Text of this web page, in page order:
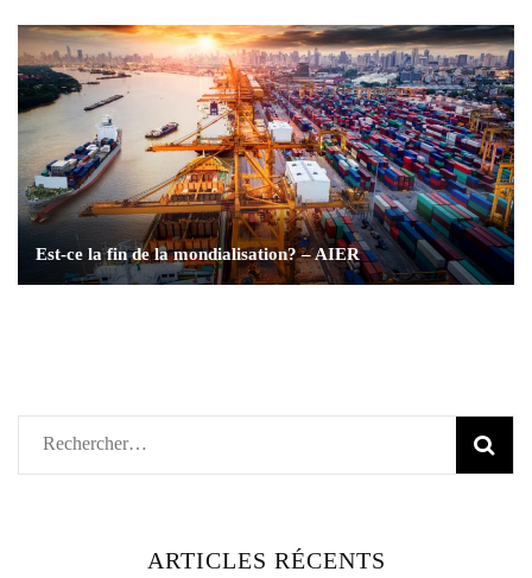
Est-ce la fin de la mondialisation? – AIER
Rechercher :
ARTICLES RÉCENTS